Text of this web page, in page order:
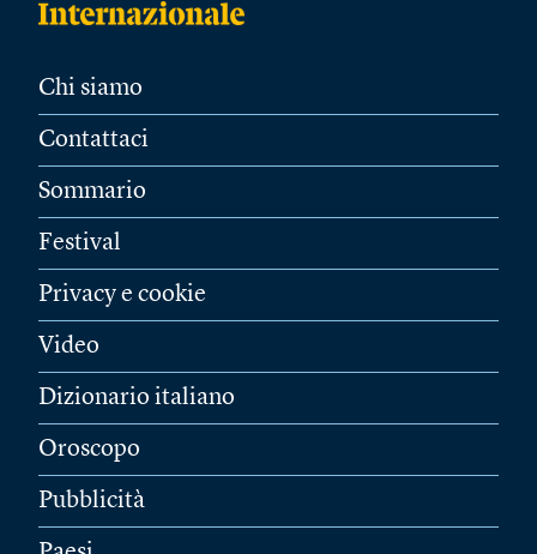
Chi siamo
Contattaci
Sommario
Festival
Privacy e cookie
Video
Dizionario italiano
Oroscopo
Pubblicità